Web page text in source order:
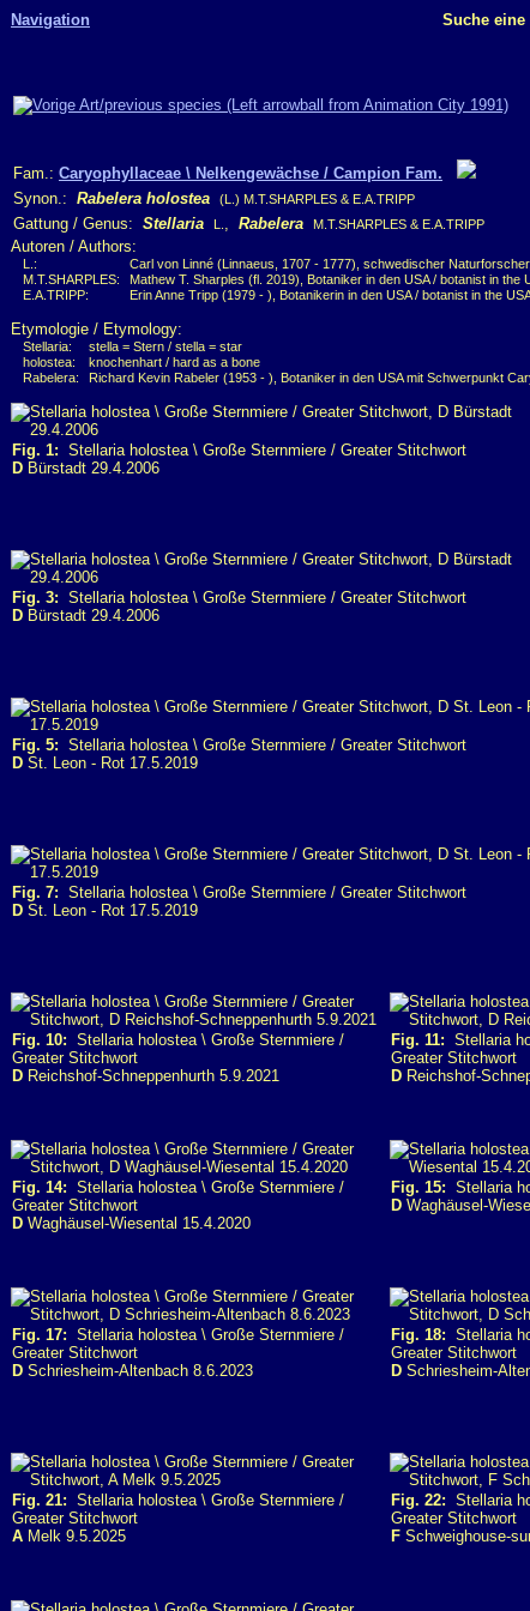
Navigation Suche
Fam.: Caryophyllaceae \ Nelkengewächse / Campion Fam.
Synon.: Rabelera holostea (L.) M.T.SHARPLES & E.A.TRIPP
Gattung / Genus: Stellaria L. , Rabelera M.T.SHARPLES & E.A.TRIPP
Autoren / Authors:
L.:
Carl von Linné (Linnaeus, 1707 - 1777), schwedischer
M.T.SHARPLES:
Mathew T. Sharples (fl. 2019), Botaniker in den USA / botanist in the
E.A.TRIPP:
Erin Anne Tripp (1979 - ), Botanikerin in den USA / botanist in the
Etymologie / Etymology:
Stellaria:
stella = Stern / stella = star
holostea:
knochenhart / hard as a bone
Rabelera:
Richard Kevin Rabeler (1953 - ), Botaniker in den USA mit Schwerpunkt
Fig. 1: Stellaria holostea \ Große Sternmiere / Greater Stitchwort
D Bürstadt 29.4.2006
Fig. 3: Stellaria holostea \ Große Sternmiere / Greater Stitchwort
D Bürstadt 29.4.2006
Fig. 5: Stellaria holostea \ Große Sternmiere / Greater Stitchwort
D St. Leon - Rot 17.5.2019
Fig. 7: Stellaria holostea \ Große Sternmiere / Greater Stitchwort
D St. Leon - Rot 17.5.2019
Fig. 10: Stellaria holostea \ Große Sternmiere /
Greater Stitchwort
D Reichshof-Schneppenhurth 5.9.2021
Fig. 11: Stellaria
Greater Stitchwort
D Reichshof-
Fig. 14: Stellaria holostea \ Große Sternmiere /
Greater Stitchwort
D Waghäusel-Wiesental 15.4.2020
Fig. 15: Stellaria
D Waghäusel-
Fig. 17: Stellaria holostea \ Große Sternmiere /
Greater Stitchwort
D Schriesheim-Altenbach 8.6.2023
Fig. 18: Stellaria
Greater Stitchwort
D Schriesheim-
Fig. 21: Stellaria holostea \ Große Sternmiere /
Greater Stitchwort
A Melk 9.5.2025
Fig. 22: Stellaria
Greater Stitchwort
F Schweighouse-